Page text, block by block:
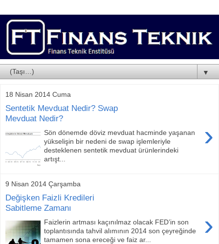
▼
18 Nisan 2014 Cuma
Sentetik Mevduat Nedir? Swap
Mevduat Nedir?
›
Sön dönemde döviz mevduat hacminde yaşanan
yükselişin bir nedeni de swap işlemleriyle
desteklenen sentetik mevduat ürünlerindeki
artışt...
9 Nisan 2014 Çarşamba
Değişken Faizli Kredileri
Sabitleme Zamanı
›
Faizlerin artması kaçınılmaz olacak FED’in son
toplantısında tahvil alımının 2014 son çeyreğinde
tamamen sona ereceği ve faiz ar...